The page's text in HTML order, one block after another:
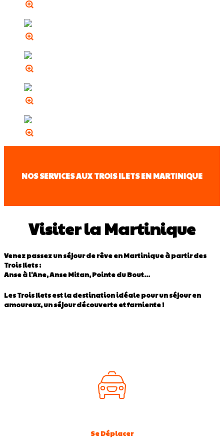
NOS SERVICES AUX TROIS ILETS EN MARTINIQUE
Visiter la Martinique
Venez passez un séjour de rêve en Martinique à partir des
Trois Ilets :
Anse à l'Ane, Anse Mitan, Pointe du Bout...
Les Trois Ilets est la destination idéale pour un séjour en
amoureux, un séjour découverte et farniente !
Se Déplacer